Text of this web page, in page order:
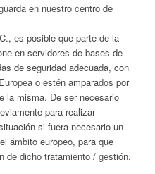
en nuestro centro de
es posible que parte de la
en servidores de bases de
de seguridad adecuada, con
o estén amparados por
la misma. De ser necesario
para realizar
si fuera necesario un
ámbito europeo, para que
de dicho tratamiento / gestión.